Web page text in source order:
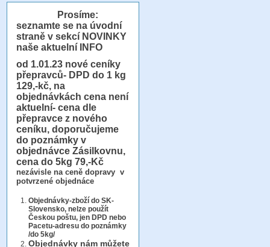
Prosíme:
seznamte se na úvodní
straně v sekcí NOVINKY
naše aktuelní INFO
od 1.01.23 nové ceníky
přepravců- DPD do 1 kg
129,-kč, na
objednávkách cena není
aktuelní- cena dle
přepravce z nového
ceníku, doporučujeme
do poznámky v
objednávce Zásilkovnu,
cena do 5kg 79,-Kč
nezávisle na ceně dopravy v
potvrzené objednáce
Objednávky-zboží do SK-
Slovensko, nelze použít
Českou poštu, jen DPD nebo
Pacetu-adresu do poznámky
/do 5kg/
Objednávky nám můžete